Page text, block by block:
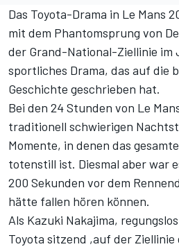
Das Toyota-Drama in Le Mans
mit dem Phantomsprung von
der Grand-National-Ziellinie im
sportliches Drama, das auf die
Geschichte geschrieben hat.
Bei den 24 Stunden von Le
traditionell schwierigen
Momente, in denen das
totenstill ist. Diesmal aber war
200 Sekunden vor dem
hätte fallen hören können.
Als Kazuki Nakajima,
Toyota sitzend ,auf der